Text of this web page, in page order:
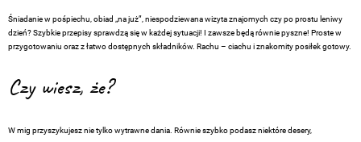
Śniadanie w pośpiechu, obiad „na już”, niespodziewana wizyta znajomych czy po prostu leniwy
dzień? Szybkie przepisy sprawdzą się w każdej sytuacji! I zawsze będą równie pyszne! Proste w
przygotowaniu oraz z łatwo dostępnych składników. Rachu – ciachu i znakomity posiłek gotowy.
Czy wiesz, że?
W mig przyszykujesz nie tylko wytrawne dania. Równie szybko podasz niektóre desery,